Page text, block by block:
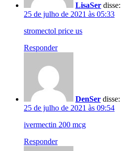
LisaSer disse:
25 de julho de 2021 às 05:33
stromectol price us
Responder
DenSer disse:
25 de julho de 2021 às 09:54
ivermectin 200 mcg
Responder